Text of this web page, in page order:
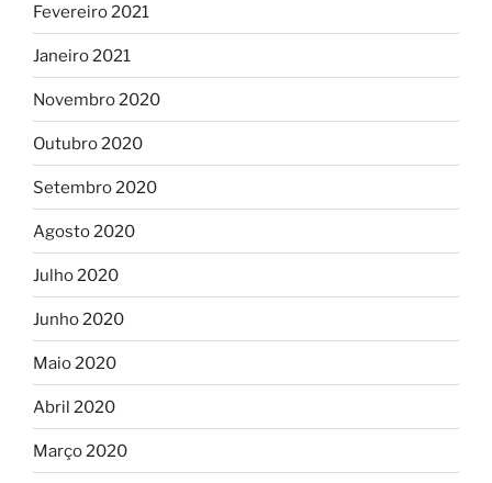
Fevereiro 2021
Janeiro 2021
Novembro 2020
Outubro 2020
Setembro 2020
Agosto 2020
Julho 2020
Junho 2020
Maio 2020
Abril 2020
Março 2020